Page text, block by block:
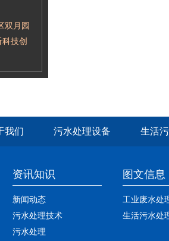
双月园
技创
我们 污水处理设备 生活
资讯知识
新闻动态
污水处理技术
污水处理
图文信息
工业废水处
生活污水处